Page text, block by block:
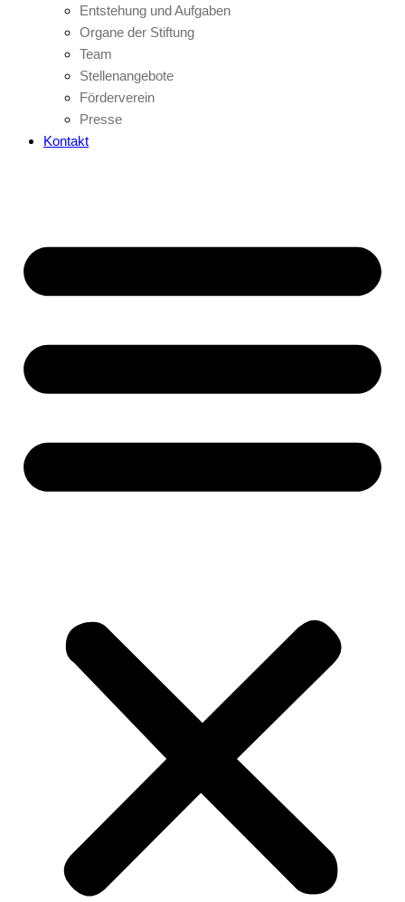
Entstehung und Aufgaben
Organe der Stiftung
Team
Stellenangebote
Förderverein
Presse
Kontakt